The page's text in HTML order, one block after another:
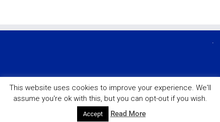
Copyright © 2026 Asociación de Antiguos Alumnos de los colegios
Nuestra Señora del Recuerdo y la Inmaculada
Política de cookies Política de privacidad
This website uses cookies to improve your experience. We'll
assume you're ok with this, but you can opt-out if you wish.
Accept Read More